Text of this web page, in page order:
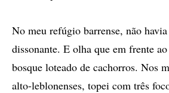
No meu refúgio barrense, não
dissonante. E olha que em frente
bosque loteado de cachorros. Nos
alto-leblonenses, topei com três